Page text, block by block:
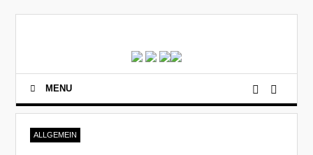
MENU
ALLGEMEIN